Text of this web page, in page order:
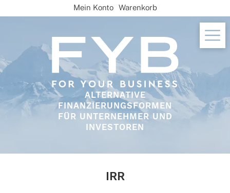
to
ALTERNATIVE
FINANZIERUNGSFORMEN
FÜR UNTERNEHMER UND
INVESTOREN
Mein Konto Warenkorb
IRR